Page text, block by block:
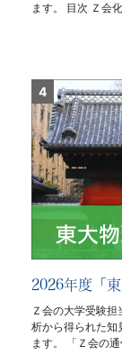
ます。 目次 Ｚ会
2026年度「
Ｚ会の大学受験
析から得られた知
ます。 「Ｚ会の